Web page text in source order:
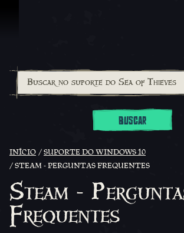
BUSCAR
INÍCIO
SUPORTE DO WINDOWS 10
STEAM - PERGUNTAS FREQUENTES
Steam -
Frequentes